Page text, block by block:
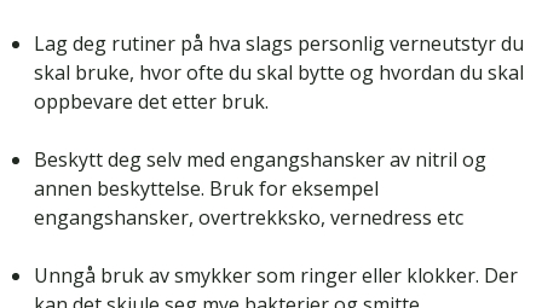
Lag deg rutiner på hva slags personlig verneutstyr du
skal bruke, hvor ofte du skal bytte og hvordan du skal
oppbevare det etter bruk.
Beskytt deg selv med engangshansker av nitril og
annen beskyttelse. Bruk for eksempel
engangshansker, overtrekksko, vernedress etc
Unngå bruk av smykker som ringer eller klokker. Der